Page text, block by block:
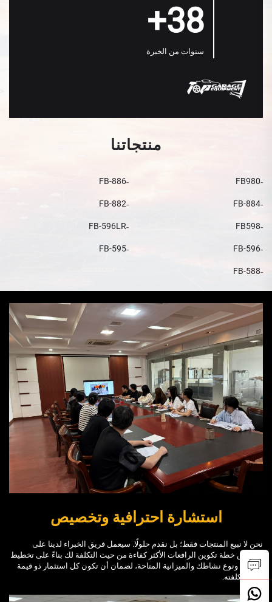
38+
سنوات من الخبرة
منتجاتنا
FB980
FB-886
FB-884
FB-882
FB598
FB-596LR
FB-596
FB-595
FB-588
استشارة احترافية وتخصيص
نحن لا نبيع المنتجات فقط؛ بل نقدم حلولًا. سيعمل فريق الخبراء لدينا على
تخصيص خطة تكوين الرافعات الأكثر كفاءة من حيث التكلفة لك بناءً على تخطيط
ورشتك ونوع نشاطك والميزانية المتاحة، لضمان أن تكون كل استثمار ذو قيمة
تفوق تكلفته.